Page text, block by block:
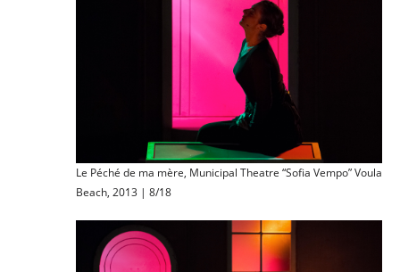
Le Péché de ma mère, Municipal Theatre “Sofia Vempo” Voula
Beach, 2013 | 8/18